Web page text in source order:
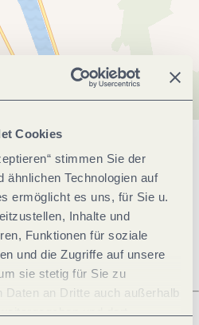
Cookies
stimmen Sie der
ähnlichen Technologien auf
ermöglicht es uns, für Sie u.
Inhalte und
Funktionen für soziale
und die Zugriffe auf unsere
sie stetig für Sie zu
Daten an Dritte auch außerhalb